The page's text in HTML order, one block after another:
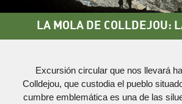
LA MOLA DE COLLDEJOU:
Excursión circular que nos llevará
Colldejou, que custodia el pueblo
cumbre emblemática es una de las